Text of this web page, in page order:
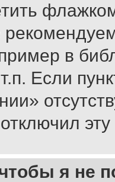
в
Если
я не